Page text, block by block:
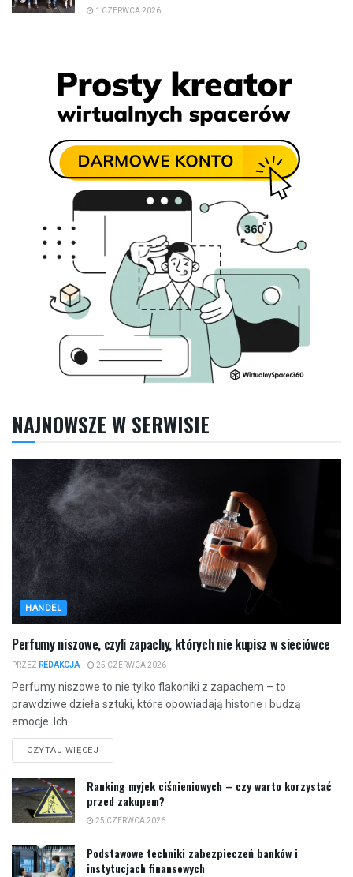
1 CZERWCA 2026
NAJNOWSZE W SERWISIE
HANDEL
Perfumy niszowe, czyli zapachy, których nie kupisz w sieciówce
PRZEZ REDAKCJA 25 CZERWCA 2026
Perfumy niszowe to nie tylko flakoniki z zapachem – to
prawdziwe dzieła sztuki, które opowiadają historie i budzą
emocje. Ich...
CZYTAJ WIĘCEJ
Ranking myjek ciśnieniowych – czy warto korzystać
przed zakupem?
25 CZERWCA 2026
Podstawowe techniki zabezpieczeń banków i
instytucjach finansowych